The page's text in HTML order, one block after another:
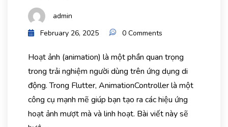
admin
February 26, 2025
0 Comments
Hoạt ảnh (animation) là một phần quan trọng
trong trải nghiệm người dùng trên ứng dụng di
động. Trong Flutter, AnimationController là một
công cụ mạnh mẽ giúp bạn tạo ra các hiệu ứng
hoạt ảnh mượt mà và linh hoạt. Bài viết này sẽ